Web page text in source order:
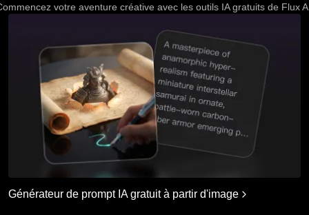
votre aventure créative avec les outils IA gratuits de Flux
Générateur de prompt IA gratuit à partir d'image